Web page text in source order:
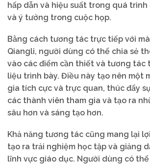
hấp dẫn và hiệu suất trong quá trình
và ý tưởng trong cuộc họp.
Bằng cách tương tác trực tiếp với
Qiangli, người dùng có thể chia sẻ
vào các điểm cần thiết và tương tác
liệu trình bày. Điều này tạo nên một
gia tích cực và trực quan, thúc đẩy
các thành viên tham gia và tạo ra
sâu hơn và sáng tạo hơn.
Khả năng tương tác cũng mang lại
tạo ra trải nghiệm học tập và giảng
lĩnh vực giáo dục. Người dùng có